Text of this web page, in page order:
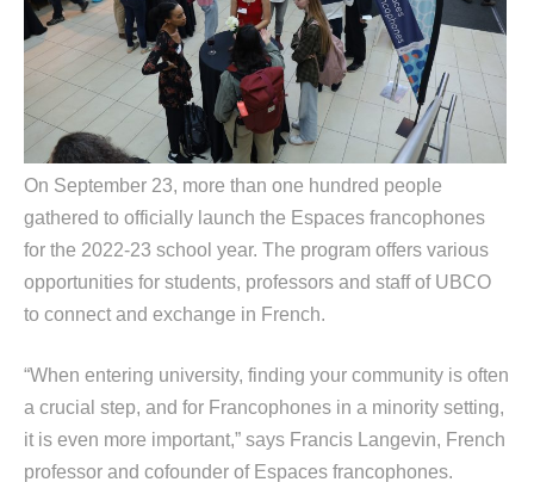
On September 23, more than one hundred people
gathered to officially launch the Espaces francophones
for the 2022-23 school year. The program offers various
opportunities for students, professors and staff of UBCO
to connect and exchange in French.
“When entering university, finding your community is often
a crucial step, and for Francophones in a minority setting,
it is even more important,” says Francis Langevin, French
professor and cofounder of Espaces francophones.